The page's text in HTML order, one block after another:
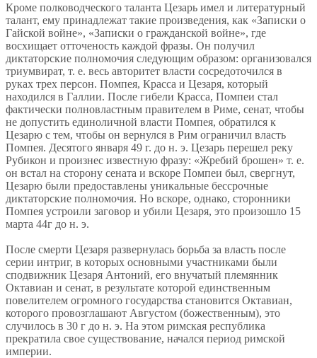
Кроме полководческого таланта Цезарь имел и литературный
талант, ему принадлежат такие произведения, как «Записки о
Гайской войне», «Записки о гражданской войне», где
восхищает отточеность каждой фразы. Он получил
диктаторские полномочия следующим образом: организовался
триумвират, т. е. весь авторитет власти сосредоточился в
руках трех персон. Помпея, Красса и Цезаря, который
находился в Галлии. После гибели Красса, Помпеи стал
фактически полновластным правителем в Риме, сенат, чтобы
не допустить единоличной власти Помпея, обратился к
Цезарю с тем, чтобы он вернулся в Рим ограничил власть
Помпея. Десятого января 49 г. до н. э. Цезарь перешел реку
Рубикон и произнес известную фразу: «Жребий брошен» т. е.
он встал на сторону сената и вскоре Помпеи был, свергнут,
Цезарю были предоставлены уникальные бессрочные
диктаторские полномочия. Но вскоре, однако, сторонники
Помпея устроили заговор и убили Цезаря, это произошло 15
марта 44г до н. э.
После смерти Цезаря развернулась борьба за власть после
серии интриг, в которых основными участниками были
сподвижник Цезаря Антоний, его внучатый племянник
Октавиан и сенат, в результате которой единственным
повелителем огромного государства становится Октавиан,
которого провозглашают Августом (божественным), это
случилось в 30 г до н. э. На этом римская республика
прекратила свое существование, начался период римской
империи.